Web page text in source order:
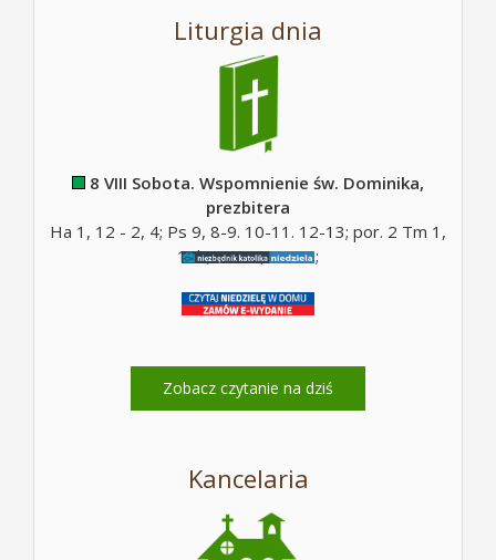
Liturgia dnia
8 VIII Sobota. Wspomnienie św. Dominika,
prezbitera
Ha 1, 12 - 2, 4; Ps 9, 8-9. 10-11. 12-13; por. 2 Tm 1,
10b; Mt 17, 14-20;
Zobacz czytanie na dziś
Kancelaria